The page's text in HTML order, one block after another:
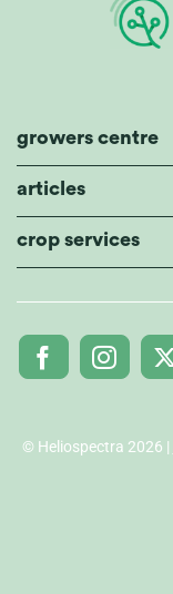
growers centre
articles
crop services
© Heliospectra 2026 |